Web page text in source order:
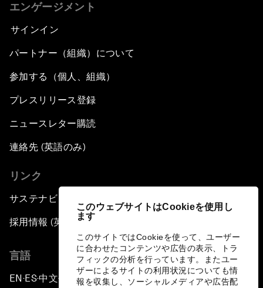
このウェブサイトはCookieを使用し
ます
このサイトではCookieを使って、ユーザー
に合わせたコンテンツや広告の表示、トラ
フィックの分析を行っています。またユー
ザーによるサイトの利用状況についても情
報を収集し、ソーシャルメディアや広告配
エンゲージメント
サインイン
パートナー（組織）について
参加する（個人、組織）
プレスリリース登録
ニュースレター購読
連絡先 (英語のみ)
リンク
サステナビリティへの取り組み
採用情報 (英語のみ)
言語
EN ▪ ES▪中文▪ 日本語